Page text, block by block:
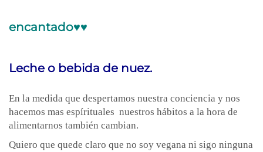
encantado♥♥
Leche o bebida de nuez.
En la medida que despertamos nuestra conciencia y nos
hacemos mas espírituales nuestros hábitos a la hora de
alimentarnos también cambian.
Quiero que quede claro que no soy vegana ni sigo ninguna